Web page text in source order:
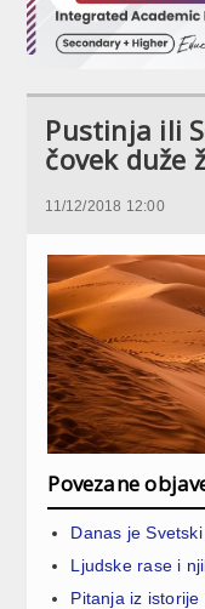
Pustinja ili
čovek duže
11/12/2018 12:00
Povezane
Danas je
Ljudske rase i
Pitanja iz